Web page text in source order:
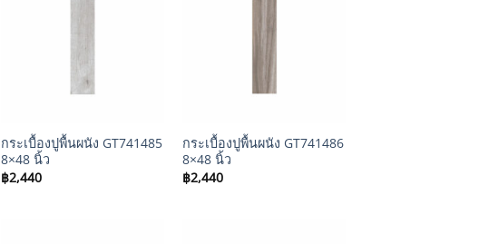
กระเบื้องปูพื้นผนัง GT741485
8×48 นิ้ว
฿2,440
กระเบื้องปูพื้นผนัง GT741486
8×48 นิ้ว
฿2,440